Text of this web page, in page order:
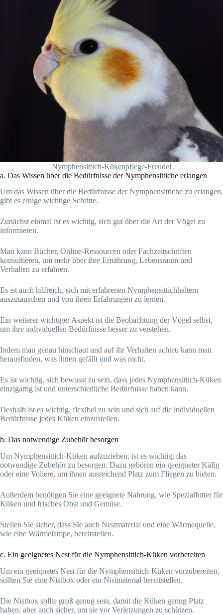
Nymphensittich-Kükenpflege-Freude!
a. Das Wissen über die Bedürfnisse der Nymphensittiche erlangen
Um das Wissen über die Bedürfnisse der Nymphensittiche zu erlangen,
gibt es einige wichtige Schritte.
Zunächst einmal ist es wichtig, sich gut über die Art der Vögel zu
informieren.
Man kann Bücher, Online-Ressourcen oder Fachzeitschriften
konsultieren, um mehr über ihre Ernährung, Lebensraum und
Verhalten zu erfahren.
Es ist auch hilfreich, sich mit erfahrenen Nymphensittichhaltern
auszutauschen und von ihren Erfahrungen zu lernen.
Ein weiterer wichtiger Aspekt ist die Beobachtung der Vögel selbst,
um ihre individuellen Bedürfnisse besser zu verstehen.
Indem man genau hinschaut und auf ihr Verhalten achtet, kann man
herausfinden, was ihnen gefällt und was nicht.
Es ist wichtig, sich bewusst zu sein, dass jedes Nymphensittich-Küken
einzigartig ist und unterschiedliche Bedürfnisse haben kann.
Deshalb ist es wichtig, flexibel zu sein und sich auf die individuellen
Bedürfnisse jedes Küken einzustellen.
b. Das notwendige Zubehör besorgen
Um Nymphensittich-Küken aufzuziehen, ist es wichtig, das
notwendige Zubehör zu besorgen. Dazu gehören ein geeigneter Käfig
oder eine Voliere, um ihnen ausreichend Platz zum Fliegen zu bieten.
Außerdem benötigen Sie eine geeignete Nahrung, wie Spezialfutter für
Küken und frisches Obst und Gemüse.
Stellen Sie sicher, dass Sie auch Nestmaterial und eine Wärmequelle,
wie eine Wärmelampe, bereitstellen.
c. Ein geeignetes Nest für die Nymphensittich-Küken vorbereiten
Um ein geeignetes Nest für die Nymphensittich-Küken vorzubereiten,
sollten Sie eine Nistbox oder ein Nistmaterial bereitstellen.
Die Nistbox sollte groß genug sein, damit die Küken genug Platz
haben, aber auch sicher, um sie vor Verletzungen zu schützen.